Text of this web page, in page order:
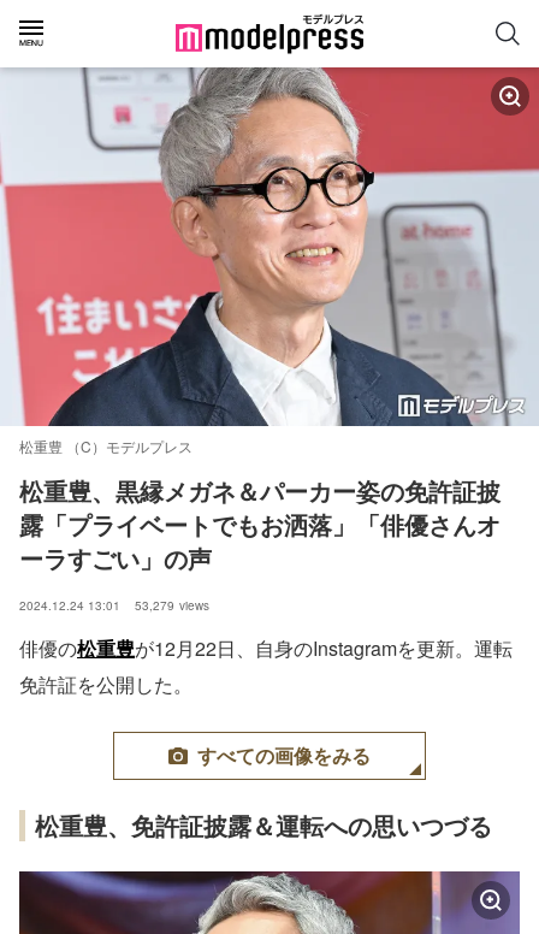
松重豊 （C）モデルプレス
松重豊、黒縁メガネ＆パーカー姿の免許証披
露「プライベートでもお洒落」「俳優さんオ
ーラすごい」の声
2024.12.24 13:01 53,279 views
俳優の松重豊が12月22日、自身のInstagramを更新。運転
免許証を公開した。
すべての画像をみる
松重豊、免許証披露＆運転への思いつづる